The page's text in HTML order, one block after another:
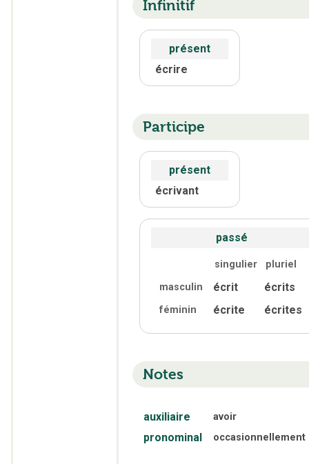
Infinitif
présent
écrire
Participe
présent
écrivant
passé
singulier
pluriel
masculin
écrit écrits
féminin écrite écrites
Notes
auxiliaire avoir
pronominal occasionnellement